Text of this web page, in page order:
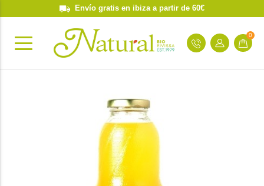
Envío gratis en ibiza a partir de 60€
0